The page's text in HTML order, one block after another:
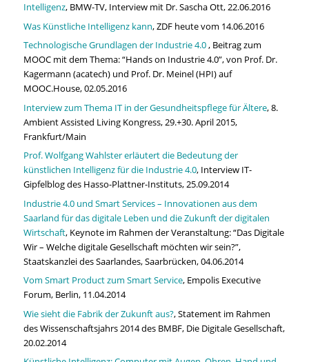
Intelligenz, BMW-TV, Interview mit Dr. Sascha Ott, 22.06.2016
Was Künstliche Intelligenz kann, ZDF heute vom 14.06.2016
Technologische Grundlagen der Industrie 4.0, Beitrag zum
MOOC mit dem Thema: “Hands on Industrie 4.0”, von Prof. Dr.
Kagermann (acatech) und Prof. Dr. Meinel (HPI) auf
MOOC.House, 02.05.2016
Interview zum Thema IT in der Gesundheitspflege für Ältere, 8.
Ambient Assisted Living Kongress, 29.+30. April 2015,
Frankfurt/Main
Prof. Wolfgang Wahlster erläutert die Bedeutung der
künstlichen Intelligenz für die Industrie 4.0, Interview IT-
Gipfelblog des Hasso-Plattner-Instituts, 25.09.2014
Industrie 4.0 und Smart Services – Innovationen aus dem
Saarland für das digitale Leben und die Zukunft der digitalen
Wirtschaft, Keynote im Rahmen der Veranstaltung: “Das Digitale
Wir – Welche digitale Gesellschaft möchten wir sein?”,
Staatskanzlei des Saarlandes, Saarbrücken, 04.06.2014
Vom Smart Product zum Smart Service, Empolis Executive
Forum, Berlin, 11.04.2014
Wie sieht die Fabrik der Zukunft aus?, Statement im Rahmen
des Wissenschaftsjahrs 2014 des BMBF, Die Digitale Gesellschaft,
20.02.2014